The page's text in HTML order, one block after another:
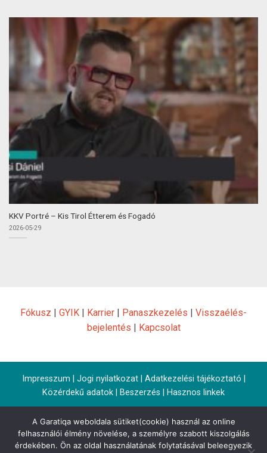
KKV Portré – Kis Tirol Étterem és Fogadó
2026-05-29
Fókusz | GYIK | Karrier | Panaszkezelés | Visszaélés-
bejelentés | Kapcsolat
Impresszum Jogi nyilatkozat| Adatkezelési tájékoztató
Közérdekű adatok
Beszerzés Hasznos linkek
A Garatiqa weboldala sütiket(cookie) használ az online
felhasználói élmény növelése, a személyre szabott kiszolgálás
érdekében. Ön az oldal használatának folytatásával beleegyezik